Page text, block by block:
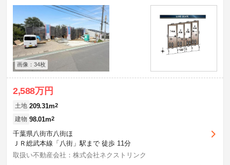
画像：34枚
2,588万円
土地 209.31m2
建物 98.01m2
千葉県八街市八街ほ
ＪＲ総武本線「八街」駅まで 徒歩 11分
取扱い不動産会社：株式会社ネクストリンク